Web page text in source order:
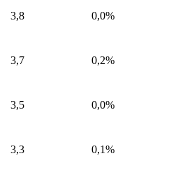
3,8 0,0%
3,7 0,2%
3,5 0,0%
3,3 0,1%